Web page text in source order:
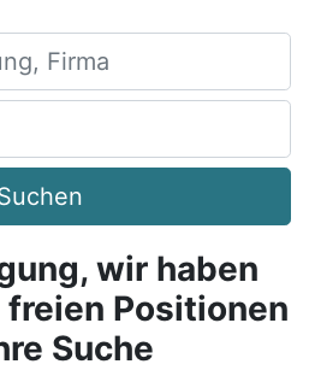
wir haben
Positionen
Suche